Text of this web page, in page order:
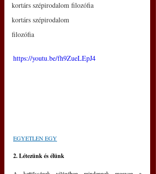
kortárs szépirodalom filozófia
kortárs szépirodalom
filozófia
https://youtu.be/fh9ZueLEpJ4
EGYETLEN EGY
2. Létezünk és élünk